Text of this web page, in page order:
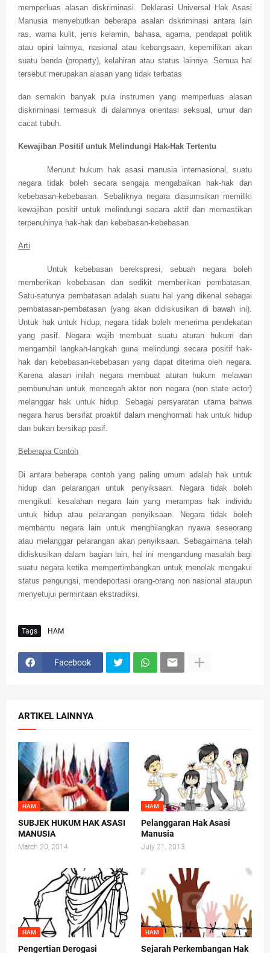
memperluas alasan diskriminasi. Deklarasi Universal Hak Asasi
Manusia menyebutkan beberapa asalan dskriminasi antara lain
ras, warna kulit, jenis kelamin, bahasa, agama, pendapat politik
atau opini lainnya, nasional atau kebangsaan, kepemilikan akan
suatu benda (property), kelahiran atau status lainnya. Semua hal
tersebut merupakan alasan yang tidak terbatas
dan semakin banyak pula instrumen yang memperluas alasan
diskriminasi termasuk di dalamnya orientasi seksual, umur dan
cacat tubuh.
Kewajiban Positif untuk Melindungi Hak-Hak Tertentu
Menurut hukum hak asasi manusia internasional, suatu
negara tidak boleh secara sengaja mengabaikan hak-hak dan
kebebasan-kebebasan. Sebaliknya negara diasumsikan memiliki
kewajiban positif untuk melindungi secara aktif dan memastikan
terpenuhinya hak-hak dan kebebasan-kebebasan.
Arti
Untuk kebebasan berekspresi, sebuah negara boleh
memberikan kebebasan dan sedikit memberikan pembatasan.
Satu-satunya pembatasan adalah suatu hal yang dikenal sebagai
pembatasan-pembatasan (yang akan didiskusikan di bawah ini).
Untuk hak untuk hidup, negara tidak boleh menerima pendekatan
yang pasif. Negara wajib membuat suatu aturan hukum dan
mengambil langkah-langkah guna melindungi secara positif hak-
hak dan kebebasan-kebebasan yang dapat diterima oleh negara.
Karena alasan inilah negara membuat aturan hukum melawan
pembunuhan untuk mencegah aktor non negara (non state actor)
melanggar hak untuk hidup. Sebagai persyaratan utama bahwa
negara harus bersifat proaktif dalam menghormati hak untuk hidup
dan bukan bersikap pasif.
Beberapa Contoh
Di antara beberapa contoh yang paling umum adalah hak untuk
hidup dan pelarangan untuk penyiksaan. Negara tidak boleh
mengikuti kesalahan negara lain yang merampas hak individu
untuk hidup atau pelarangan penyiksaan. Negara tidak boleh
membantu negara lain untuk menghilangkan nyawa seseorang
atau melanggar pelarangan akan penyiksaan. Sebagaimana telah
didiskusikan dalam bagian lain, hal ini mengandung masalah bagi
suatu negara ketika mempertimbangkan untuk menolak mengakui
status pengungsi, mendeportasi orang-orang non nasional ataupun
menyetujui permintaan ekstradiksi.
Tags HAM
Facebook
ARTIKEL LAINNYA
HAM
SUBJEK HUKUM HAK ASASI
MANUSIA
March 20, 2014
HAM
Pelanggaran Hak Asasi
Manusia
July 21, 2013
HAM
Pengertian Derogasi
HAM
Sejarah Perkembangan Hak